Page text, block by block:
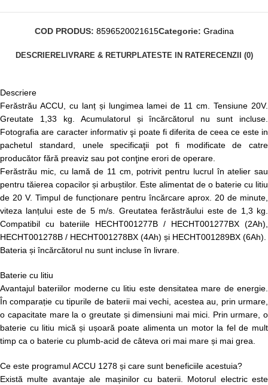
COD PRODUS: 8596520021615Categorie: Gradina
DESCRIERELIVRARE & RETURPLATESTE IN RATERECENZII (0)
Descriere
Ferăstrău ACCU, cu lanț și lungimea lamei de 11 cm. Tensiune 20V.
Greutate 1,33 kg. Acumulatorul și încărcătorul nu sunt incluse.
Fotografia are caracter informativ şi poate fi diferita de ceea ce este in
pachetul standard, unele specificaţii pot fi modificate de catre
producător fără preaviz sau pot conţine erori de operare.
Ferăstrău mic, cu lamă de 11 cm, potrivit pentru lucrul în atelier sau
pentru tăierea copacilor și arbuștilor. Este alimentat de o baterie cu litiu
de 20 V. Timpul de funcționare pentru încărcare aprox. 20 de minute,
viteza lanțului este de 5 m/s. Greutatea ferăstrăului este de 1,3 kg.
Compatibil cu bateriile HECHT001277B / HECHT001277BX (2Ah),
HECHT001278B / HECHT001278BX (4Ah) și HECHT001289BX (6Ah).
Bateria și încărcătorul nu sunt incluse în livrare.
Baterie cu litiu
Avantajul bateriilor moderne cu litiu este densitatea mare de energie.
În comparație cu tipurile de baterii mai vechi, acestea au, prin urmare,
o capacitate mare la o greutate și dimensiuni mai mici. Prin urmare, o
baterie cu litiu mică și ușoară poate alimenta un motor la fel de mult
timp ca o baterie cu plumb-acid de câteva ori mai mare și mai grea.
Ce este programul ACCU 1278 și care sunt beneficiile acestuia?
Există multe avantaje ale mașinilor cu baterii. Motorul electric este